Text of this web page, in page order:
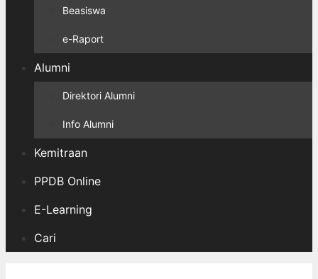
Beasiswa
e-Raport
Alumni
Direktori Alumni
Info Alumni
Kemitraan
PPDB Online
E-Learning
Cari